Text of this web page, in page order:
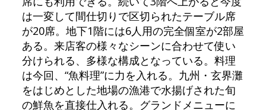
は一変して間仕切りで区切られたテーブル席
が20席。地下1階には6人用の完全個室が2部屋
ある。来店客の様々なシーンに合わせて使い
分けられる、多様な構成となっている。料理
は今回、“魚料理”に力を入れる。九州・玄界灘
をはじめとした地場の漁港で水揚げされた旬
の鮮魚を直接仕入れる。グランドメニューに